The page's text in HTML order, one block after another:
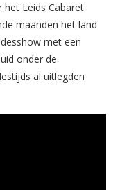
Leids Cabaret
maanden het land
met een
onder de
al uitlegden